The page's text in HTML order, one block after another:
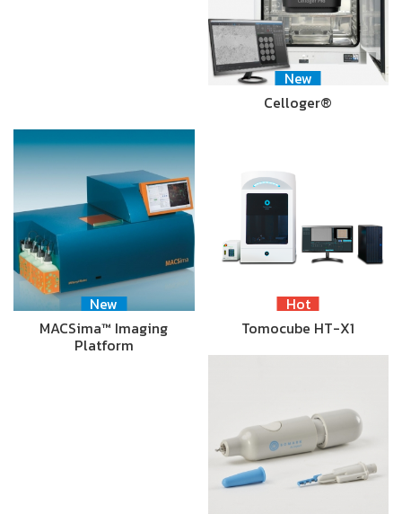
New
Celloger®
New
MACSima™ Imaging
Platform
Hot
Tomocube HT-X1